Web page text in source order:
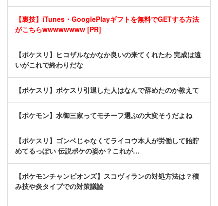
【裏技】iTunes・GooglePlayギフトを無料でGETする方法
がこちらwwwwwwww [PR]
【ポケスリ】ヒコザルなかなか良いの来てくれたわ 完成は遠
いがこれで終わりだな
【ポケスリ】ポケスリ引退した人はなんで辞めたのか教えて
【ポケモン】水御三家ってモチーフ選ぶの大変そうだよね
【ポケスリ】ゴンベじゃなくてライコウ本人が労働して飴貯
めてるっぽい 伝説ポケの姿か？これが…
【ポケモンチャンピオンズ】スコヴィランの対処方法は？積
み技や炎タイプでの対策議論